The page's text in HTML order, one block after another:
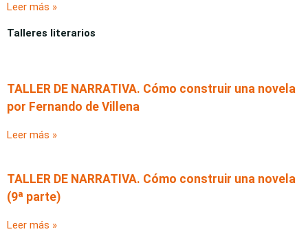
Leer más »
Talleres literarios
TALLER DE NARRATIVA. Cómo construir una novela
por Fernando de Villena
Leer más »
TALLER DE NARRATIVA. Cómo construir una novela
(9ª parte)
Leer más »